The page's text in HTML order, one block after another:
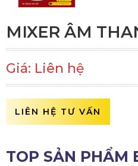
MIXER ÂM
Giá: Liên hệ
LIÊN HỆ TƯ VẤN
TOP SẢN PHẨM